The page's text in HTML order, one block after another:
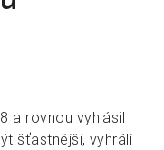
a rovnou vyhlásil
šťastnější, vyhráli